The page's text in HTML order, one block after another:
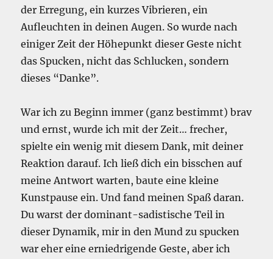
der Erregung, ein kurzes Vibrieren, ein
Aufleuchten in deinen Augen. So wurde nach
einiger Zeit der Höhepunkt dieser Geste nicht
das Spucken, nicht das Schlucken, sondern
dieses “Danke”.
War ich zu Beginn immer (ganz bestimmt) brav
und ernst, wurde ich mit der Zeit… frecher,
spielte ein wenig mit diesem Dank, mit deiner
Reaktion darauf. Ich ließ dich ein bisschen auf
meine Antwort warten, baute eine kleine
Kunstpause ein. Und fand meinen Spaß daran.
Du warst der dominant-sadistische Teil in
dieser Dynamik, mir in den Mund zu spucken
war eher eine erniedrigende Geste, aber ich